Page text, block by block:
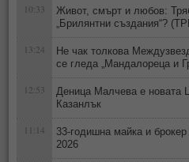
10:33
Живот, смърт и любов:
„Брилянтни създания“?
13:24
Не чак толкова
се гледа „Мандалореца и
12:53
Деница Малчева е новата
Казанлък
11:14
33-годишна майка и
2026